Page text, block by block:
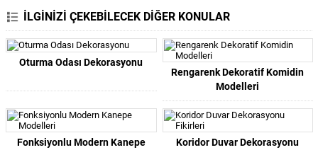
İLGİNİZİ ÇEKEBİLECEK DİĞER KONULAR
Oturma Odası Dekorasyonu
Rengarenk Dekoratif Komidin
Modelleri
Fonksiyonlu Modern Kanepe
Koridor Duvar Dekorasyonu